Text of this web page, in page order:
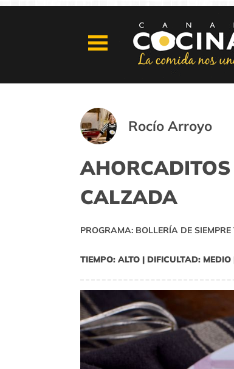
Rocío Arroyo
CALZADA
PROGRAMA: BOLLERÍA DE SIEMPRE
TIEMPO: ALTO | DIFICULTAD: